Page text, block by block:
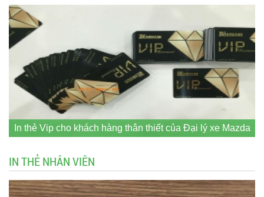
In thẻ Vip cho khách hàng thân thiết của Đại lý xe Mazda
IN THẺ NHÂN VIÊN